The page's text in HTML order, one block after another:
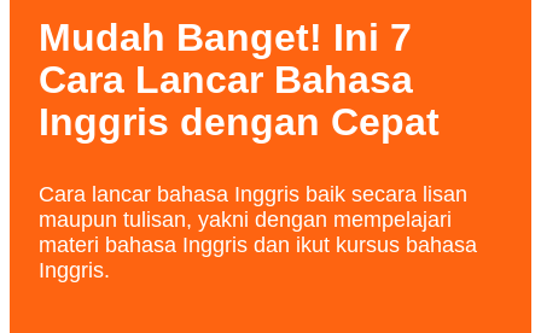
Mudah Banget! Ini 7
Cara Lancar Bahasa
Inggris dengan Cepat
Cara lancar bahasa Inggris baik secara lisan
maupun tulisan, yakni dengan mempelajari
materi bahasa Inggris dan ikut kursus bahasa
Inggris.